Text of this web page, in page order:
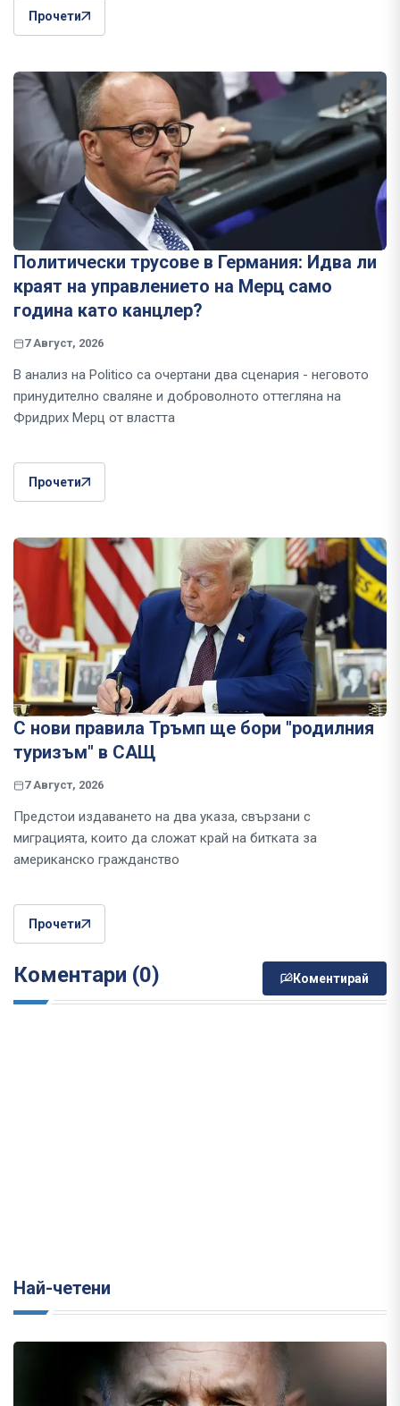
Прочети
Политически трусове в Германия: Идва ли
краят на управлението на Мерц само
година като канцлер?
7 Август, 2026
В анализ на Politico са очертани два сценария - неговото
принудително сваляне и доброволното оттегляна на
Фридрих Мерц от властта
Прочети
С нови правила Тръмп ще бори "родилния
туризъм" в САЩ
7 Август, 2026
Предстои издаването на два указа, свързани с
миграцията, които да сложат край на битката за
американско гражданство
Прочети
Коментари (0) Коментирай
Най-четени